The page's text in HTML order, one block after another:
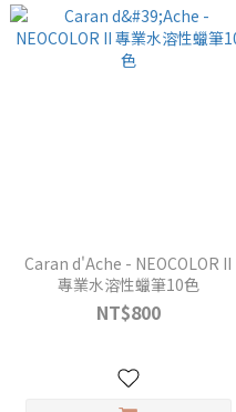
Caran d'Ache - NEOCOLOR II
專業水溶性蠟筆10色
NT$800